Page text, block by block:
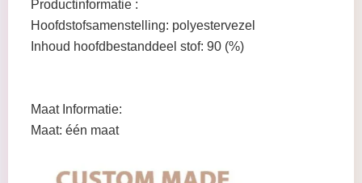
Productinformatie :
Hoofdstofsamenstelling: polyestervezel
Inhoud hoofdbestanddeel stof: 90 (%)
Maat Informatie:
Maat: één maat